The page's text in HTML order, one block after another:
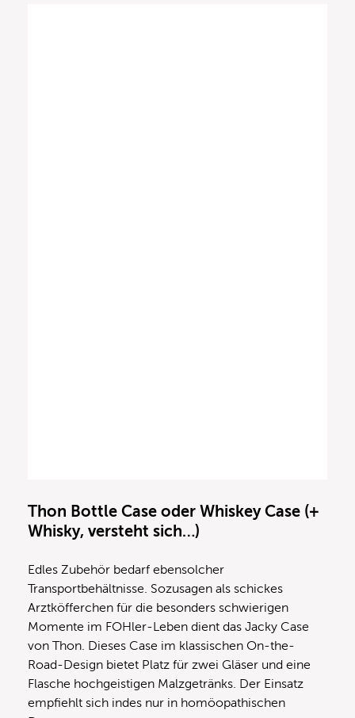
Thon Bottle Case oder Whiskey Case (+
Whisky, versteht sich…)
Edles Zubehör bedarf ebensolcher
Transportbehältnisse. Sozusagen als schickes
Arztköfferchen für die besonders schwierigen
Momente im FOHler-Leben dient das Jacky Case
von Thon. Dieses Case im klassischen On-the-
Road-Design bietet Platz für zwei Gläser und eine
Flasche hochgeistigen Malzgetränks. Der Einsatz
empfiehlt sich indes nur in homöopathischen